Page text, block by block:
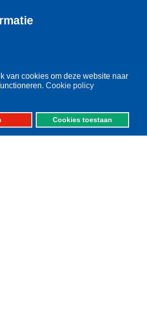
van cookies om deze website naar
Cookie policy
Cookies toestaan